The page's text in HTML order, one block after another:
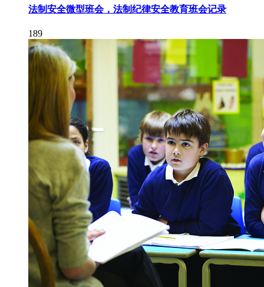
法制安全微型班会，法制纪律安全教育班会记录
189